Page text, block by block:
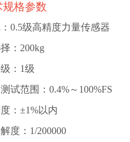
规格参数
0.5级高精度力量传感器
：200kg
：1级
试范围：0.4%～100%FS
：±1%以内
度：1/200000